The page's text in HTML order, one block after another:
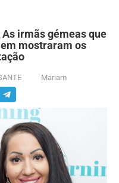
As irmãs gémeas que
mostraram os
Mariam